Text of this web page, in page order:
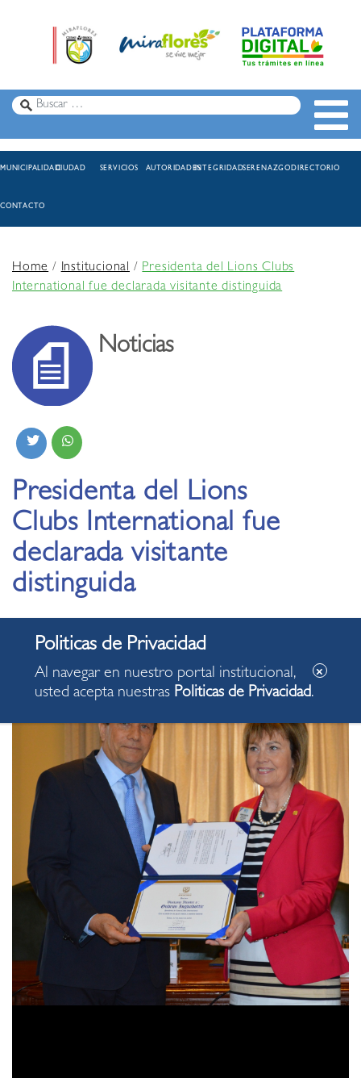
MUNICIPALIDADCIUDAD SERVICIOS AUTORIDADESINTEGRIDADSERENAZGODIRECTORIO
CONTACTO
Home/Institucional /Presidenta del Lions Clubs
International fue declarada visitante distinguida
Noticias
Presidenta del Lions
Clubs International fue
declarada visitante
distinguida
Al navegar en nuestro portal institucional,
usted acepta nuestras Politicas de Privacidad.